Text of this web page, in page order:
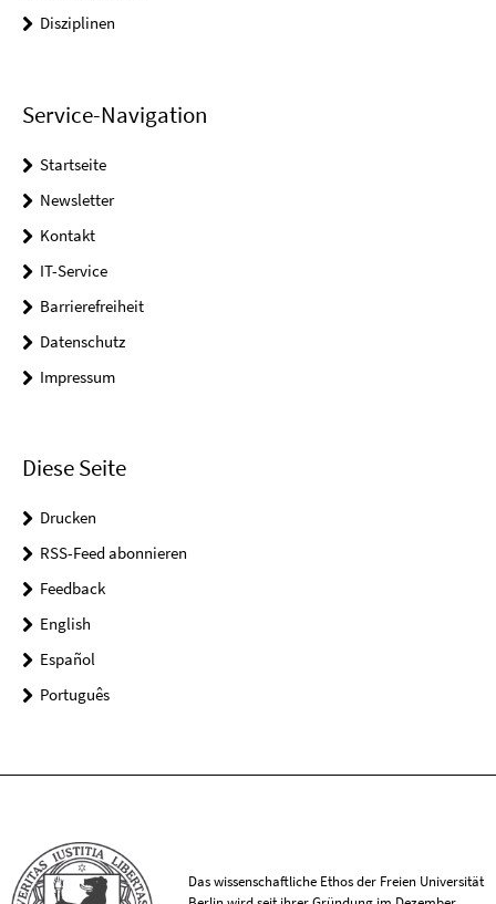
Disziplinen
Service-Navigation
Startseite
Newsletter
Kontakt
IT-Service
Barrierefreiheit
Datenschutz
Impressum
Diese Seite
Drucken
RSS-Feed abonnieren
Feedback
English
Español
Português
Das wissenschaftliche Ethos der Freien Universität